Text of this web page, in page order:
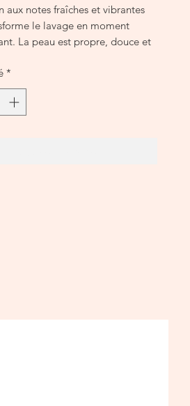
aux notes fraîches et vibrantes
le lavage en moment
La peau est propre, douce et
*